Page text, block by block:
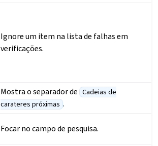
Ignore um item na lista de falhas em
verificações.
Mostra o separador de Cadeias de
carateres próximas .
Focar no campo de pesquisa.